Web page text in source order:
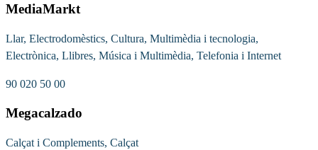
MediaMarkt
Llar, Electrodomèstics, Cultura, Multimèdia i tecnologia,
Electrònica, Llibres, Música i Multimèdia, Telefonia i Internet
90 020 50 00
Megacalzado
Calçat i Complements, Calçat